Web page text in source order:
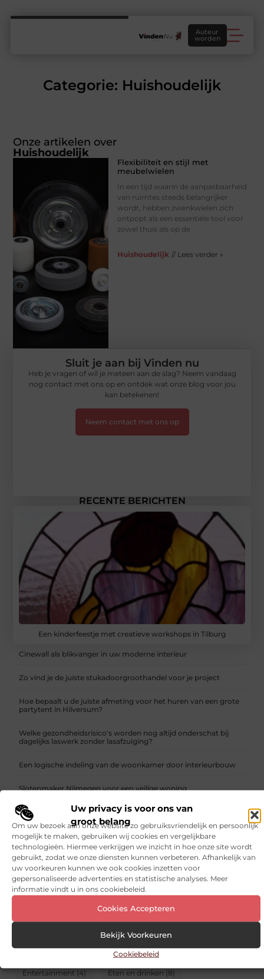
Uw privacy is voor ons van
groot belang
Om uw bezoek aan onze website zo gebruiksvriendelijk en persoonlijk
mogelijk te maken, gebruiken wij cookies en vergelijkbare
technologieën. Hiermee verkrijgen we inzicht in hoe onze site wordt
gebruikt, zodat we onze diensten kunnen verbeteren. Afhankelijk van
uw voorkeuren kunnen we ook cookies inzetten voor
gepersonaliseerde advertenties en statistische analyses. Meer
informatie vindt u in ons cookiebeleid.
Cookies Accepteren
Bekijk Voorkeuren
Cookiebeleid
Auteur
worden
Categorie: Huishoudelijk
Onze artikelen over
Huishoudelijk
Flexibiliteit en stijl met
meubelwielen
In een tijd waarin de aanpasbaarheid
van ruimtes steeds belangrijker
wordt, hebben zwenkwielen zich
ontpopt als een essentiële tool voor
zowel thuis als op de
Huishoudelijk // Lees verder »
RECENTE BERICHTEN
Een kinderfeestje met creatieve workshops in Tilburg
Cinewall als blikvanger in uw moderne interieur
Zo vind je de juiste stukadoorgroothandel voor je project
Hoe bepaalt u de juiste afmeting voor het huren van een grote
partytent in Hilversum?
Welke gezondheidsrisico's worden nog altijd onderschat bij
dagelijks laswerk zonder lasafzuiging?
Een logische indeling van de woonkamer door interieurbouw
Slotenmaker Nijmegen voor een veilige woning
CATEGORIEËN
Aanbiedingen(113) Adverteren(3)
Alarmsysteem(6) Auto’s en Motoren(29)
Banen en opleidingen(11) Beauty en verzorging (6)
Blog(5) Boeken en Tijdschriften
Electronica en Computers(7) Energie(3)
Entertainment (4) Eten en drinken (8)
Sluit je aan bij Vinden nu
Heb je vragen of wil je meteen aan de slag? Neem vandaag
nog contact met ons op en ontdek wat onze blog voor jou
kan betekenen!
Neem contact met ons op